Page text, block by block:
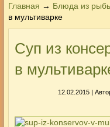
Главная → Блюда из
в мультиварке
Суп из
в
12.02.2015 |